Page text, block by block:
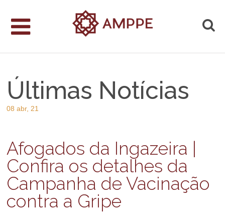
Últimas Notícias
08 abr, 21
Afogados da Ingazeira |
Confira os detalhes da
Campanha de Vacinação
contra a Gripe